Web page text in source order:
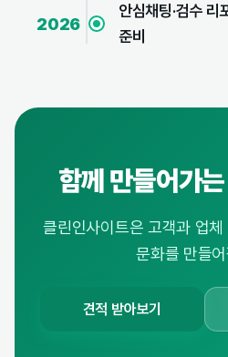
2026
안심채팅·검수 리
준비
함께 만들어가
클린인사이트은 고객과 업
문화를 만들
견적 받아보기